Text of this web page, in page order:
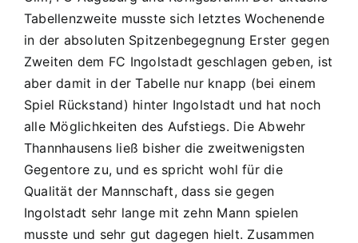
/
14:30
in
Lengfeld
–
JFG
A1
TSG
Thannhausen
Tabellenzweite musste sich letztes Wochenende
in der absoluten Spitzenbegegnung Erster gegen
Zweiten dem FC Ingolstadt geschlagen geben, ist
aber damit in der Tabelle nur knapp (bei einem
Spiel Rückstand) hinter Ingolstadt und hat noch
alle Möglichkeiten des Aufstiegs. Die Abwehr
Thannhausens ließ bisher die zweitwenigsten
Gegentore zu, und es spricht wohl für die
Qualität der Mannschaft, dass sie gegen
Ingolstadt sehr lange mit zehn Mann spielen
musste und sehr gut dagegen hielt. Zusammen